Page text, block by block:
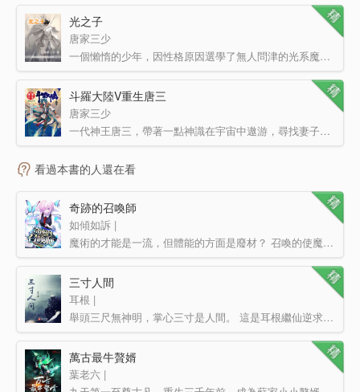
光之子
唐家三少
一個懶惰的少年，因性格原因選學了無人問津的光系魔法，卻無意中踏近了命運的巨輪，一步一步的成為了傳說中…
斗羅大陸V重生唐三
唐家三少
一代神王唐三，帶著一點神識在宇宙中遨游，尋找妻子轉世重生的世界。在神識的牽引下，他來到了一個叫做妖精…
看過本書的人還在看
奇跡的召喚師
如傾如訴 |
魔術的才能是一流，但體能的方面是廢材？ 召喚的使魔可以是成千上萬，但自己是獨守后方？ 對此，…
三寸人間
耳根 |
舉頭三尺無神明，掌心三寸是人間。 這是耳根繼仙逆求魔我欲封天一念永恒后，創作的第五部長篇小說三寸…
萬古最牛贅婿
葉老六 |